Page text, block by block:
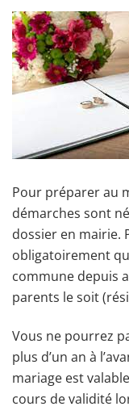
Pour préparer au
démarches sont
dossier en mairie.
obligatoirement
commune depuis
parents le soit
Vous ne pourrez
plus d’un an à
mariage est
cours de validité